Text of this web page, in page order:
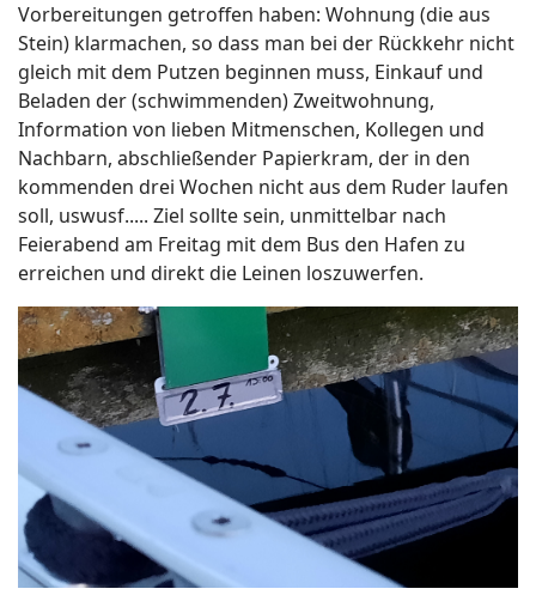
Vorbereitungen getroffen haben: Wohnung (die aus
Stein) klarmachen, so dass man bei der Rückkehr nicht
gleich mit dem Putzen beginnen muss, Einkauf und
Beladen der (schwimmenden) Zweitwohnung,
Information von lieben Mitmenschen, Kollegen und
Nachbarn, abschließender Papierkram, der in den
kommenden drei Wochen nicht aus dem Ruder laufen
soll, uswusf..... Ziel sollte sein, unmittelbar nach
Feierabend am Freitag mit dem Bus den Hafen zu
erreichen und direkt die Leinen loszuwerfen.